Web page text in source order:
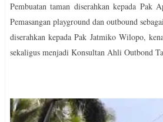
Pembuatan taman diserahkan kepada Pak
Pemasangan playground dan outbound
diserahkan kepada Pak Jatmiko Wilopo,
sekaligus menjadi Konsultan Ahli Outbond